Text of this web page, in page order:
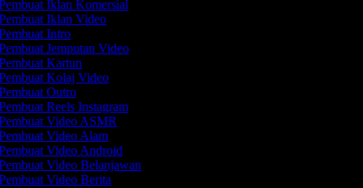
Iklan Komersial
Iklan Video
Intro
Jemputan Video
Kartun
Kolaj Video
Outro
Reels Instagram
Video ASMR
Video Alam
Video Android
Video Belanjawan
Video Berita